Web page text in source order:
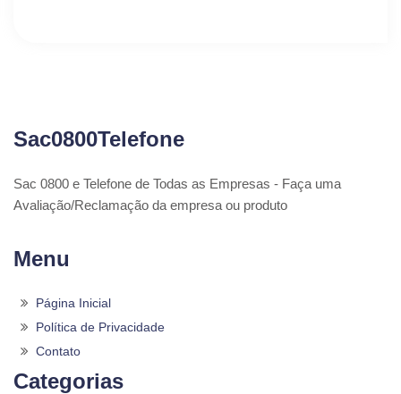
Sac0800Telefone
Sac 0800 e Telefone de Todas as Empresas - Faça uma
Avaliação/Reclamação da empresa ou produto
Menu
Página Inicial
Política de Privacidade
Contato
Categorias